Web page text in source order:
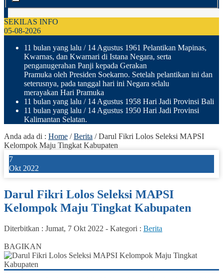
SEKILAS INFO
05-08-2026
11 bulan yang lalu / 14 Agustus 1961 Pelantikan Mapinas,
Kwarnas, dan Kwarnari di Istana Negara, serta
penganugerahan Panji kepada Gerakan
Pramuka oleh Presiden Soekarno. Setelah pelantikan ini dan
seterusnya, pada tanggal hari ini Negara selalu
merayakan Hari Pramuka
11 bulan yang lalu / 14 Agustus 1958 Hari Jadi Provinsi Bali
11 bulan yang lalu / 14 Agustus 1950 Hari Jadi Provinsi
Kalimantan Selatan.
Anda ada di : Home /Berita /Darul Fikri Lolos Seleksi MAPSI
Kelompok Maju Tingkat Kabupaten
7
Okt 2022
Darul Fikri Lolos Seleksi MAPSI
Kelompok Maju Tingkat Kabupaten
Diterbitkan : Jumat, 7 Okt 2022 - Kategori : Berita
BAGIKAN